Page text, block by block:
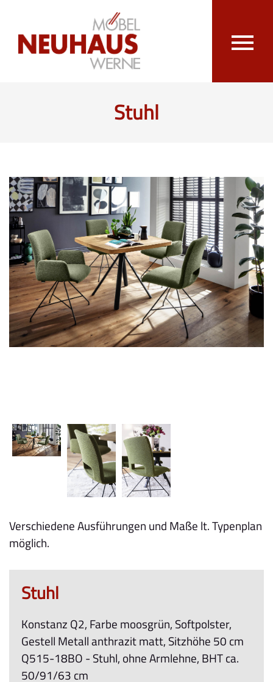
Stuhl
Verschiedene Ausführungen und Maße lt. Typenplan
möglich.
Stuhl
Konstanz Q2, Farbe moosgrün, Softpolster,
Gestell Metall anthrazit matt, Sitzhöhe 50 cm
Q515-18BO - Stuhl, ohne Armlehne, BHT ca.
50/91/63 cm